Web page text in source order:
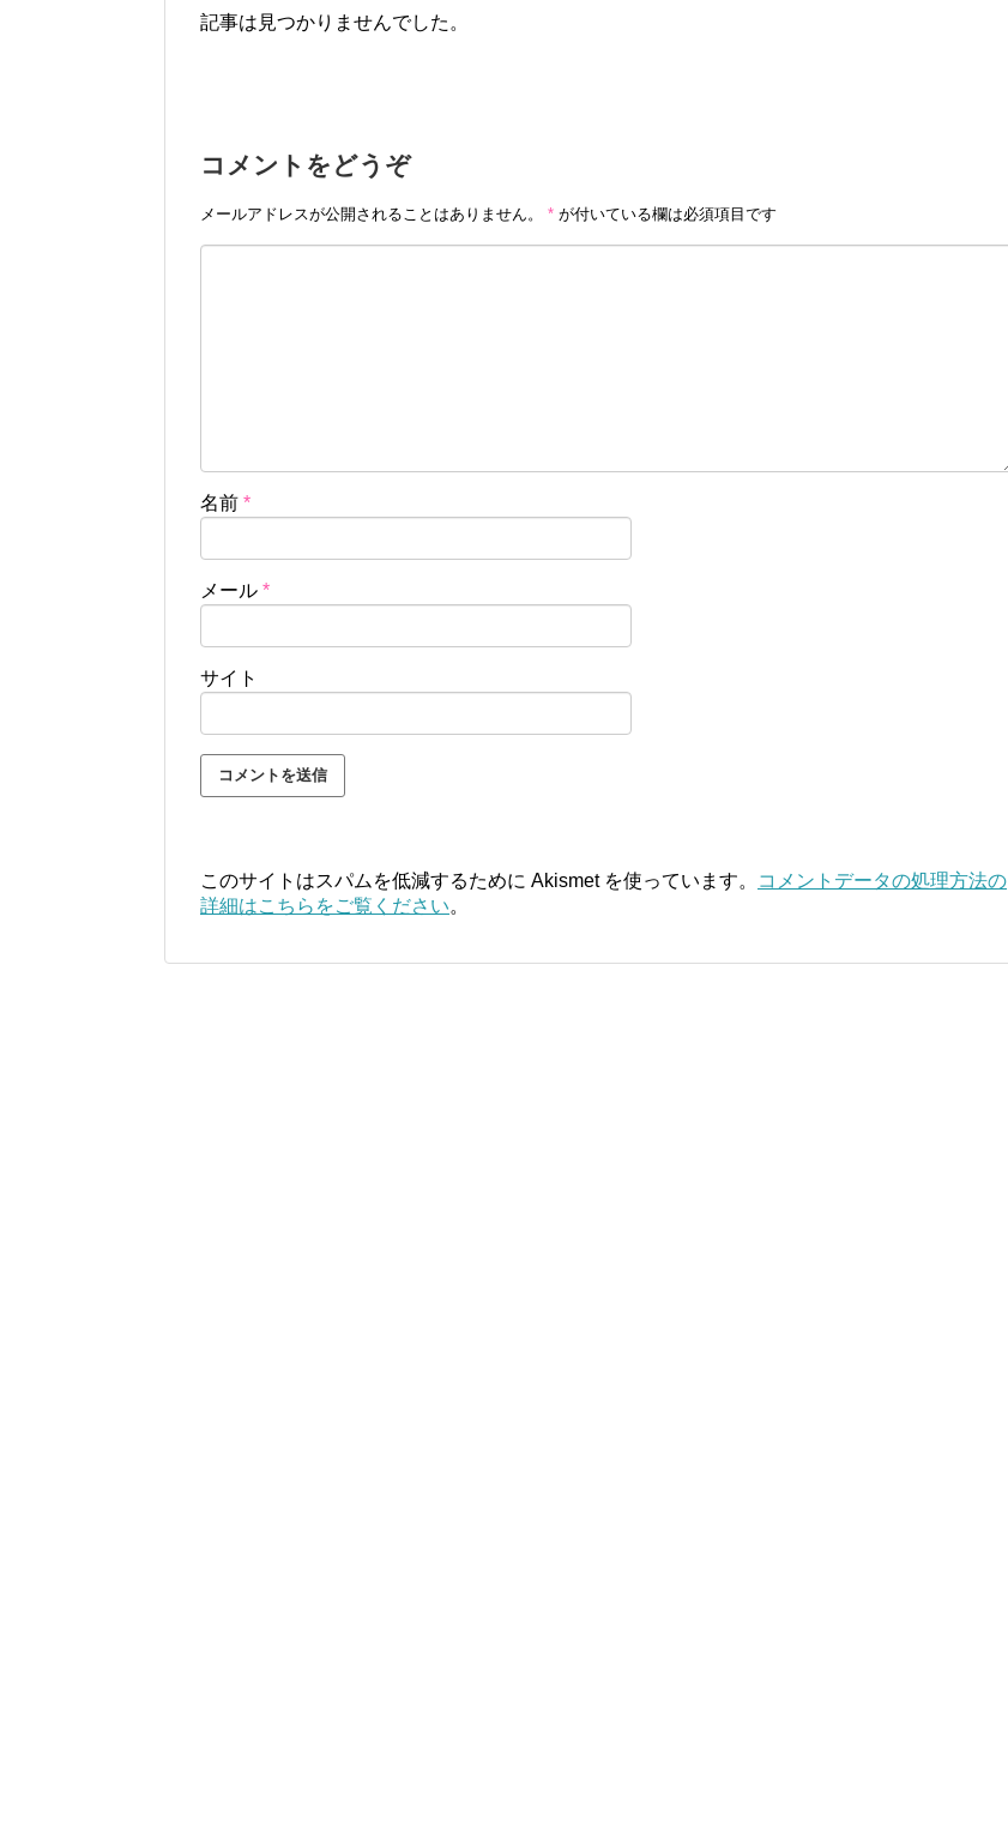
記事は見つかりませんでした。
コメントをどうぞ
メールアドレスが公開されることはありません。 * が付いている欄は必須項目です
名前 *
メール *
サイト
このサイトはスパムを低減するために Akismet を使っています。
コメントデータの処理方法の
詳細はこちらをご覧ください。